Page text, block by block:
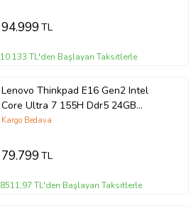
Bilgisayar 21MA002UTXH10 + Zetta
94.999TL
10.133 TL'den Başlayan Taksitlerle
Lenovo Thinkpad E16 Gen2 Intel
Core Ultra 7 155H Ddr5 24GB
512GB SSD Intel® Aı Boost 16"
Taşınabilir Bilgisayar
Kargo Bedava
79.799TL
8511,97 TL'den Başlayan Taksitlerle